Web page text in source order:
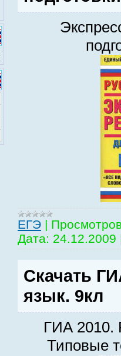
EГЭ |
Дата: 24.12.2009
Скачать
язык. 9кл
ГИА 2010.
Типовые